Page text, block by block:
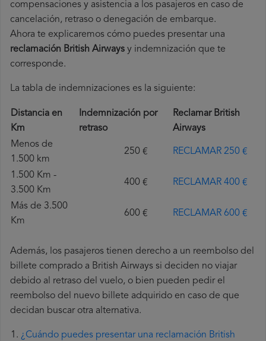
compensaciones y asistencia a los pasajeros en caso de
cancelación, retraso o denegación de embarque.
Ahora te explicaremos cómo puedes presentar una
reclamación British Airways y indemnización que te
corresponde.
La tabla de indemnizaciones es la siguiente:
Distancia en
Km
Indemnización por
retraso
Reclamar British
Airways
Menos de
1.500 km
250 € RECLAMAR 250 €
1.500 Km -
3.500 Km
400 € RECLAMAR 400 €
Más de 3.500
Km
600 € RECLAMAR 600 €
Además, los pasajeros tienen derecho a un reembolso del
billete comprado a British Airways si deciden no viajar
debido al retraso del vuelo, o bien pueden pedir el
reembolso del nuevo billete adquirido en caso de que
decidan buscar otra alternativa.
¿Cuándo puedes presentar una reclamación British